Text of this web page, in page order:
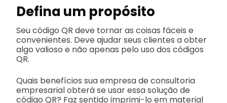
Defina um propósito
Seu código QR deve tornar as coisas fáceis e
convenientes. Deve ajudar seus clientes a obter
algo valioso e não apenas pelo uso dos códigos
QR.
Quais benefícios sua empresa de consultoria
empresarial obterá se usar essa solução de
código QR? Faz sentido imprimi-lo em material